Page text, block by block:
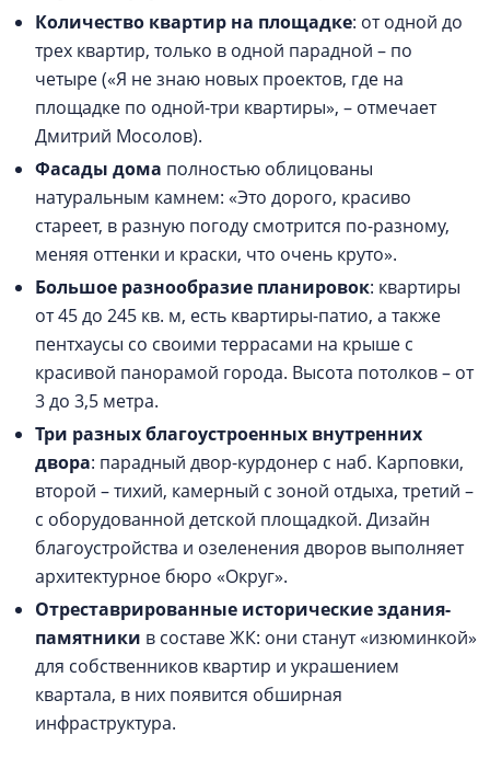
Количество квартир на площадке: от одной до
трех квартир, только в одной парадной – по
четыре («Я не знаю новых проектов, где на
площадке по одной-три квартиры», – отмечает
Дмитрий Мосолов).
Фасады дома полностью облицованы
натуральным камнем: «Это дорого, красиво
стареет, в разную погоду смотрится по-разному,
меняя оттенки и краски, что очень круто».
Большое разнообразие планировок: квартиры
от 45 до 245 кв. м, есть квартиры-патио, а также
пентхаусы со своими террасами на крыше с
красивой панорамой города. Высота потолков – от
3 до 3,5 метра.
Три разных благоустроенных внутренних
двора: парадный двор-курдонер с наб. Карповки,
второй – тихий, камерный с зоной отдыха, третий –
с оборудованной детской площадкой. Дизайн
благоустройства и озеленения дворов выполняет
архитектурное бюро «Округ».
Отреставрированные исторические здания-
памятники в составе ЖК: они станут «изюминкой»
для собственников квартир и украшением
квартала, в них появится обширная
инфраструктура.